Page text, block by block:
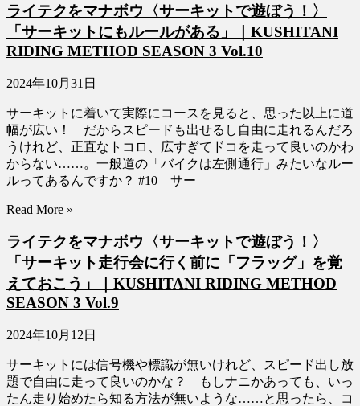
ライテクをマナボウ〈サーキットで遊ぼう！〉
「サーキットにもルールがある」｜KUSHITANI
RIDING METHOD SEASON 3 Vol.10
2024年10月31日
サーキットに着いて実際にコースを見ると、思った以上に道
幅が広い！ だからスピードも出せるし自由に走れるんだろ
うけれど、正直なトコロ、広すぎてドコを走って良いのかわ
からない……。一般道の「バイクは左側通行」みたいなルー
ルってあるんですか？ #10 サー
Read More »
ライテクをマナボウ〈サーキットで遊ぼう！〉
「サーキット走行会に行く前に「フラッグ」を覚
えておこう」｜KUSHITANI RIDING METHOD
SEASON 3 Vol.9
2024年10月12日
サーキットには信号機や標識が無いけれど、スピード出し放
題で自由に走って良いのかな？ もしナニかあっても、いっ
たん走り始めたら知る方法が無いような……と思ったら、コ